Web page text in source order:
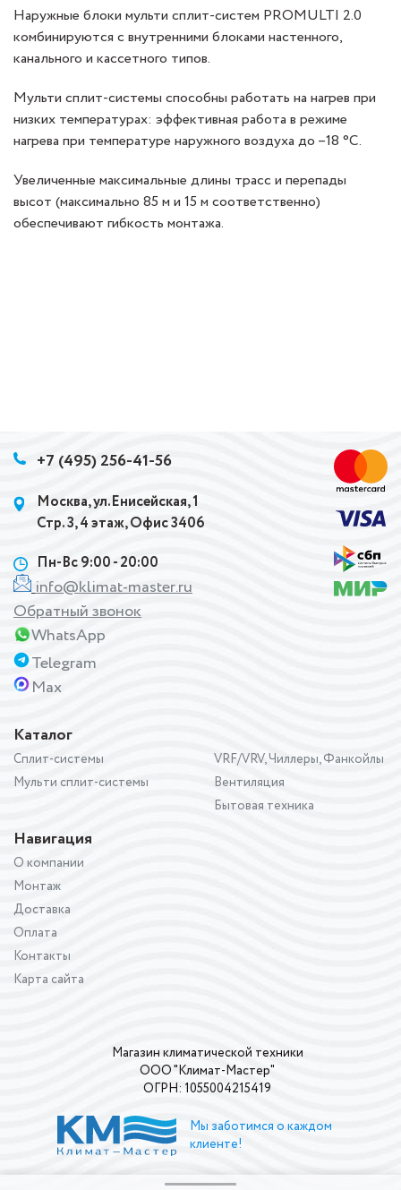
Наружные блоки мульти сплит-систем PROMULTI 2.0
комбинируются с внутренними блоками настенного,
канального и кассетного типов.
Мульти сплит-системы способны работать на нагрев при
низких температурах: эффективная работа в режиме
нагрева при температуре наружного воздуха до –18 °C.
Увеличенные максимальные длины трасс и перепады
высот (максимально 85 м и 15 м соответственно)
обеспечивают гибкость монтажа.
Каталог
Сплит-системы
Мульти сплит-системы
VRF/VRV, Чиллеры, Фанкойлы
Вентиляция
Бытовая техника
Навигация
О компании
Монтаж
Доставка
Оплата
Контакты
Карта сайта
+7 (495) 256-41-56
Москва, ул.Енисейская, 1
Стр. 3, 4 этаж, Офис 3406
Пн-Вс 9:00 - 20:00
info@klimat-master.ru
Обратный звонок
WhatsApp
Telegram
Max
Магазин климатической техники
ООО "Климат-Мастер"
ОГРН: 1055004215419
Мы заботимся о каждом
клиенте!